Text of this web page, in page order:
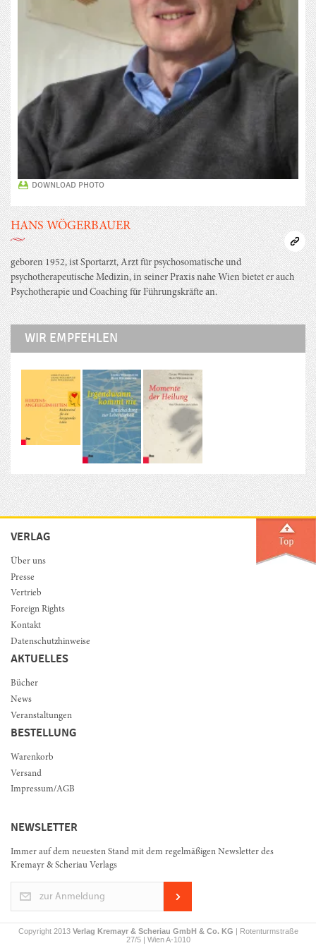
DOWNLOAD PHOTO
HANS WÖGERBAUER
geboren 1952, ist Sportarzt, Arzt für psychosomatische und
psychotherapeutische Medizin, in seiner Praxis nahe Wien bietet er auch
Psychotherapie und Coaching für Führungskräfte an.
WIR EMPFEHLEN
VERLAG
Über uns
Presse
Vertrieb
Foreign Rights
Kontakt
Datenschutzhinweise
AKTUELLES
Bücher
News
Veranstaltungen
BESTELLUNG
Warenkorb
Versand
Impressum/AGB
NEWSLETTER
Immer auf dem neuesten Stand mit dem regelmäßigen Newsletter des
Kremayr & Scheriau Verlags
zur Anmeldung
Copyright 2013 Verlag Kremayr & Scheriau GmbH & Co. KG | Rotenturmstraße
27/5 | Wien A-1010